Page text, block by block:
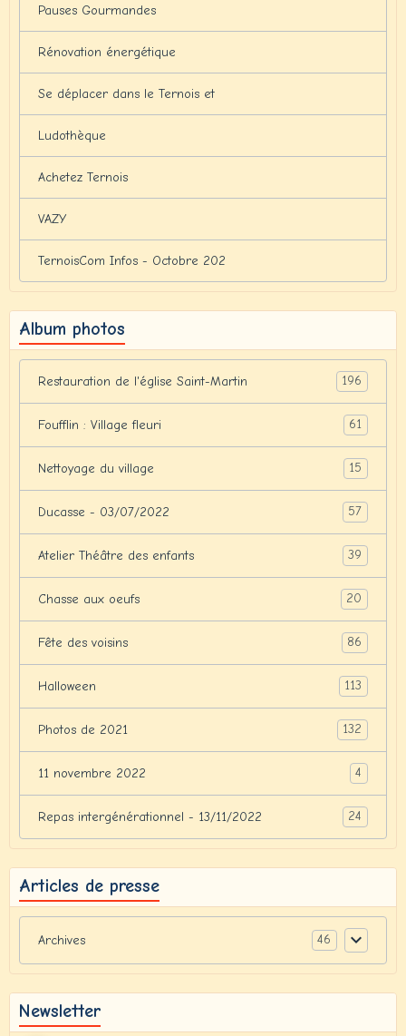
Pauses Gourmandes
Rénovation énergétique
Se déplacer dans le Ternois et
Ludothèque
Achetez Ternois
VAZY
TernoisCom Infos - Octobre 202
Album photos
Restauration de l'église Saint-Martin 196
Foufflin : Village fleuri 61
Nettoyage du village 15
Ducasse - 03/07/2022 57
Atelier Théâtre des enfants 39
Chasse aux oeufs 20
Fête des voisins 86
Halloween 113
Photos de 2021 132
11 novembre 2022 4
Repas intergénérationnel - 13/11/2022 24
Articles de presse
Archives 46
Newsletter